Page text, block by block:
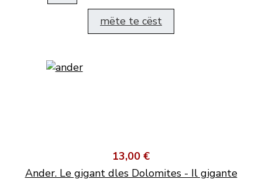
mëte te cëst
13,00 €
Ander. Le gigant dles Dolomites - Il gigante